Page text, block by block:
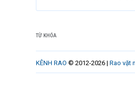
TỪ KHÓA
KÊNH RAO © 2012-2026 | Rao vặt